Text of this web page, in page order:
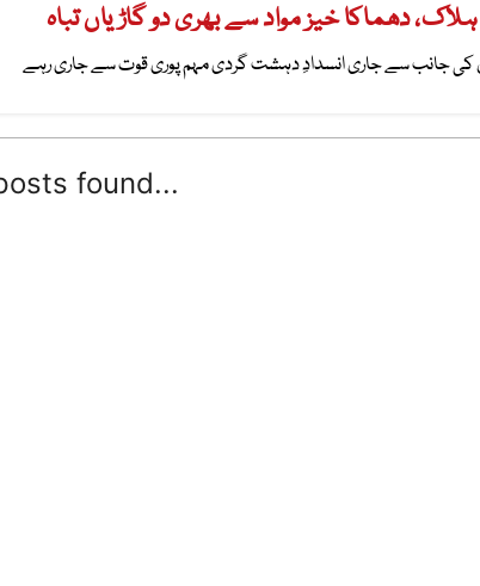
کی جانب سے جاری انسدادِ دہشت گردی مہم پوری قوت سے جاری رہے
found...